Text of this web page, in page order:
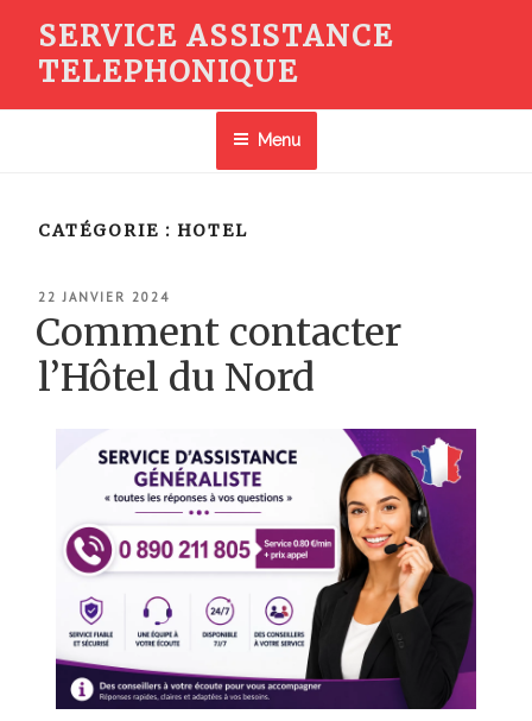
contenu
SERVICE ASSISTANCE
TELEPHONIQUE
Menu
CATÉGORIE : HOTEL
PUBLIÉ
LE
22 JANVIER 2024
Comment contacter
l’Hôtel du Nord